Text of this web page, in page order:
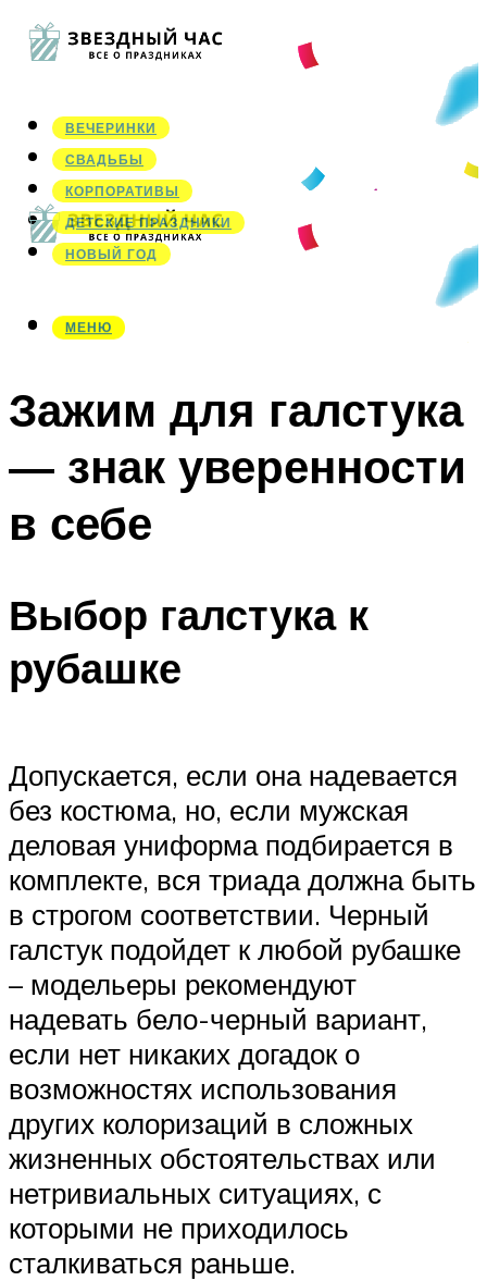
ВЕЧЕРИНКИ
СВАДЬБЫ
КОРПОРАТИВЫ
ДЕТСКИЕ ПРАЗДНИКИ
НОВЫЙ ГОД
МЕНЮ
МЕНЮ
Зажим для галстука
— знак уверенности
в себе
Выбор галстука к
рубашке
Допускается, если она надевается
без костюма, но, если мужская
деловая униформа подбирается в
комплекте, вся триада должна быть
в строгом соответствии. Черный
галстук подойдет к любой рубашке
– модельеры рекомендуют
надевать бело-черный вариант,
если нет никаких догадок о
возможностях использования
других колоризаций в сложных
жизненных обстоятельствах или
нетривиальных ситуациях, с
которыми не приходилось
сталкиваться раньше.